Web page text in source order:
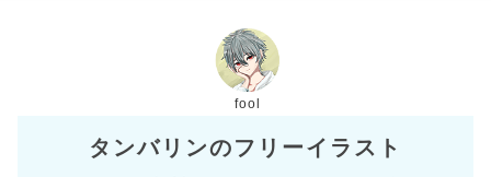
fool
タンバリンのフリーイラスト